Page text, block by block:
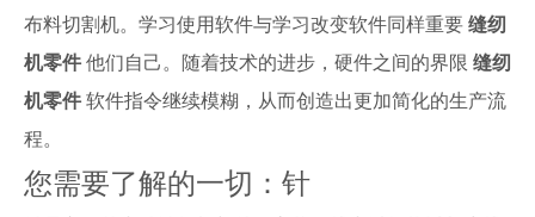
布料切割机。学习使用软件与学习改变软件同样重要缝纫
机零件他们自己。随着技术的进步，硬件之间的界限 缝纫
机零件软件指令继续模糊，从而创造出更加简化的生产流
程。
您需要了解的一切：针